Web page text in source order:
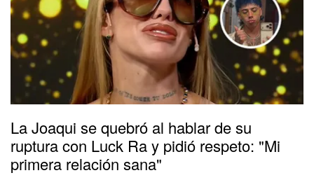
La Joaqui se quebró al hablar de su
ruptura con Luck Ra y pidió respeto: "Mi
primera relación sana"